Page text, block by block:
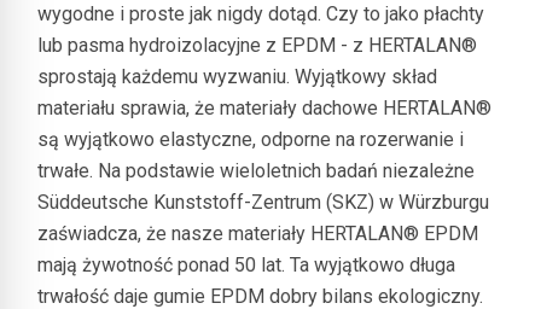
wygodne i proste jak nigdy dotąd. Czy to jako płachty
lub pasma hydroizolacyjne z EPDM - z HERTALAN®
sprostają każdemu wyzwaniu. Wyjątkowy skład
materiału sprawia, że materiały dachowe HERTALAN®
są wyjątkowo elastyczne, odporne na rozerwanie i
trwałe. Na podstawie wieloletnich badań niezależne
Süddeutsche Kunststoff-Zentrum (SKZ) w Würzburgu
zaświadcza, że nasze materiały HERTALAN® EPDM
mają żywotność ponad 50 lat. Ta wyjątkowo długa
trwałość daje gumie EPDM dobry bilans ekologiczny.